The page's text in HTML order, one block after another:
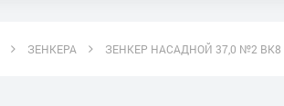
ЗЕНКЕРА ЗЕНКЕР НАСАДНОЙ 37,0 №2 ВК8